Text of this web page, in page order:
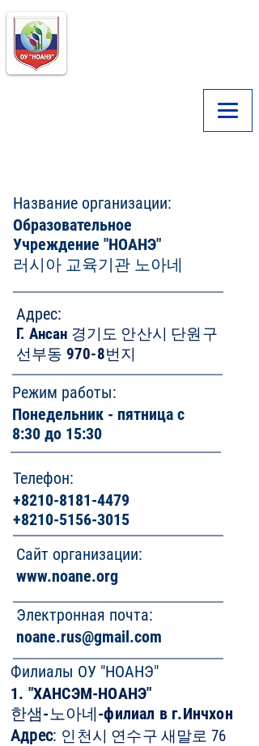
Название организации:
Образовательное
Учреждение "НОАНЭ"
러시아 교육기관 노아네
Адрес:
Г. Ансан 경기도 안산시 단원구
선부동 970-8번지
Режим работы:
Понедельник - пятница с
8:30 до 15:30
Телефон:
+8210-8181-4479
+8210-5156-3015
Сайт организации:
www.noane.org
Электронная почта:
noane.rus@gmail.com
Филиалы ОУ "НОАНЭ"
1. "ХАНСЭМ-НОАНЭ"
한샘-노아네-филиал в г.Инчхон
Адрес: 인천시 연수구 새말로 76